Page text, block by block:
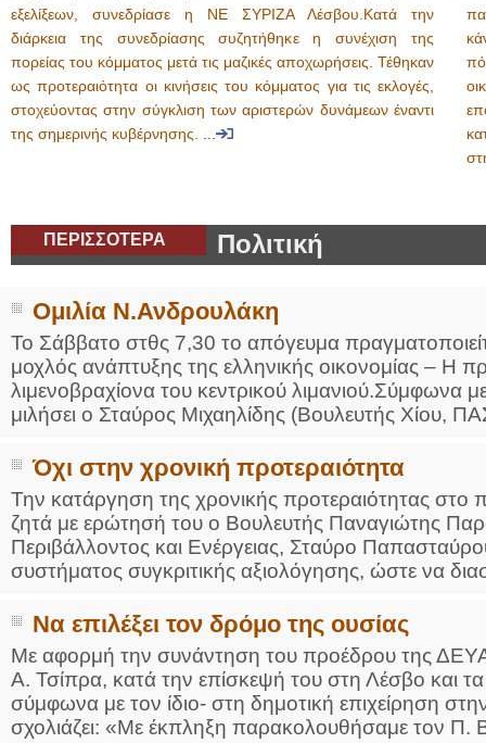
εξελίξεων, συνεδρίασε η ΝΕ ΣΥΡΙΖΑ Λέσβου.Κατά την
διάρκεια της συνεδρίασης συζητήθηκε η συνέχιση της
πορείας του κόμματος μετά τις μαζικές αποχωρήσεις. Τέθηκαν
ως προτεραιότητα οι κινήσεις του κόμματος για τις εκλογές,
στοχεύοντας στην σύγκλιση των αριστερών δυνάμεων έναντι
της σημερινής κυβέρνησης. ...
ΠΕΡΙΣΣΟΤΕΡΑ Πολιτική
Ομιλία Ν.Ανδρουλάκη
Το Σάββατο στθς 7,30 το απόγευμα
μοχλός ανάπτυξης της ελληνικής οικονομίας – Η
λιμενοβραχίονα του κεντρικού
μιλήσει ο Σταύρος Μιχαηλίδης (Βουλευτής Χίου,
Όχι στην χρονική προτεραιότητα
Την κατάργηση της χρονικής προτεραιότητας στο
ζητά με ερώτησή του ο Βουλευτής Παναγιώτης
Περιβάλλοντος και Ενέργειας, Σταύρο
συστήματος συγκριτικής αξιολόγησης, ώστε να
Να επιλέξει τον δρόμο της ουσίας
Με αφορμή την συνάντηση του προέδρου της
Α. Τσίπρα, κατά την επίσκεψή του στη Λέσβο και
σύμφωνα με τον ίδιο- στη δημοτική επιχείρηση
σχολιάζει: «Με έκπληξη παρακολουθήσαμε τον Π.